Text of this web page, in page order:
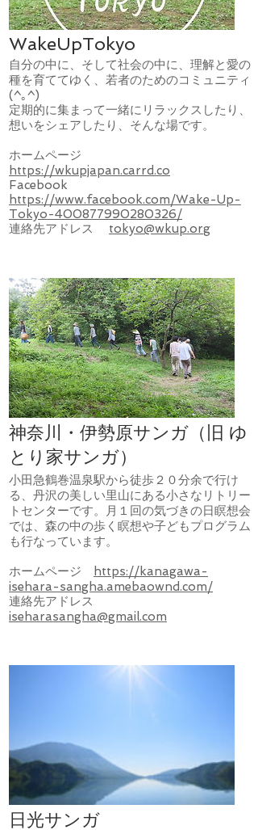
WakeUpTokyo
自分の中に、そして社会の中に、理解と愛の
種を育ててゆく、若者のためのコミュニティ
(^｡^)
定期的に集まって一緒にリラックスしたり、
想いをシェアしたり、そんな場です。
ホームページ
https://wkupjapan.carrd.co
Facebook
https://www.facebook.com/Wake-Up-
Tokyo-400877990280326/
連絡先アドレス tokyo@wkup.org
神奈川・伊勢原サンガ（旧 ゆ
とり家サンガ）
​小田急鶴巻温泉駅から徒歩２０分余で行け
る、丹沢の美しい里山にある小さなリトリー
トセンターです。月１回の気づきの日瞑想会
では、森の中の歩く瞑想や子どもプログラム
も行なっています。
ホームページ
https://kanagawa-
isehara-sangha.amebaownd.com/
連絡先アドレス
iseharasangha@gmail.com
日光サンガ